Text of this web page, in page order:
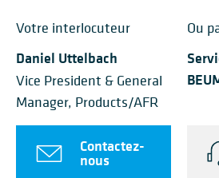
Votre interlocuteur
Daniel Uttelbach
Vice President & General
Manager, Products/AFR
Contactez-
nous
Ou